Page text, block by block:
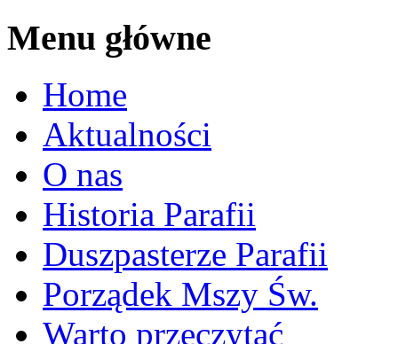
Menu główne
Home
Aktualności
O nas
Historia Parafii
Duszpasterze Parafii
Porządek Mszy Św.
Warto przeczytać